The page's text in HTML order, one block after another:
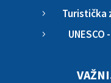
5 Turistička
5 UNESCO